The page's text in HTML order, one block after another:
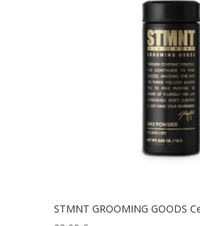
STMNT GROOMING GOODS